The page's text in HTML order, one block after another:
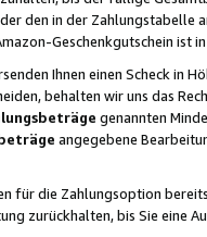
den in der
Geschenkgutschein ist
Ihnen einen Scheck in
behalten wir uns das
genannten
angegebene
für die Zahlungsoption
zurückhalten, bis Sie